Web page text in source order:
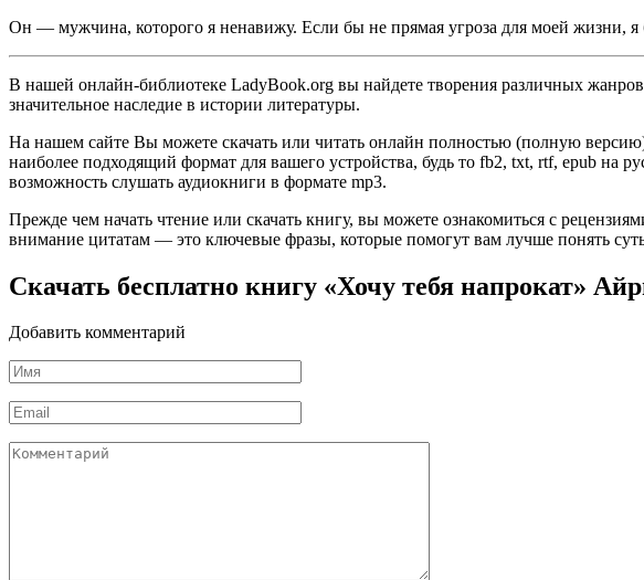
Он — мужчина, которого я ненавижу. Если бы не прямая угроза для моей жизни,
В нашей онлайн-библиотеке LadyBook.org вы найдете творения различных
значительное наследие в истории литературы.
На нашем сайте Вы можете скачать или читать онлайн полностью (полную
наиболее подходящий формат для вашего устройства, будь то fb2, txt, rtf, epub на
возможность слушать аудиокниги в формате mp3.
Прежде чем начать чтение или скачать книгу, вы можете ознакомиться с
внимание цитатам — это ключевые фразы, которые помогут вам лучше понять
Скачать бесплатно книгу «Хочу тебя напрокат»
Добавить комментарий
Имя
*
Email
*
Комментарий